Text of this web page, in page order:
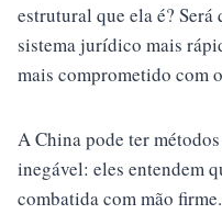
estrutural que ela é?
sistema jurídico mais
mais comprometido com
A China pode ter
inegável: eles entendem
combatida com mão